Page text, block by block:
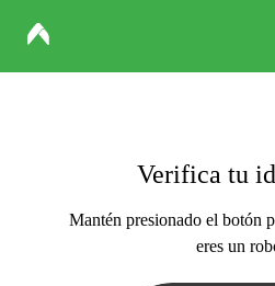
Verifica tu
Mantén presionado el botón
eres un